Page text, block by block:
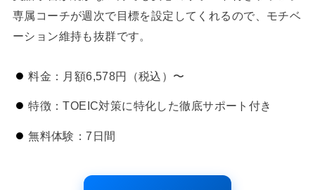
専属コーチが週次で目標を設定してくれるので、モチベ
ーション維持も抜群です。
料金：月額6,578円（税込）〜
特徴：TOEIC対策に特化した徹底サポート付き
無料体験：7日間